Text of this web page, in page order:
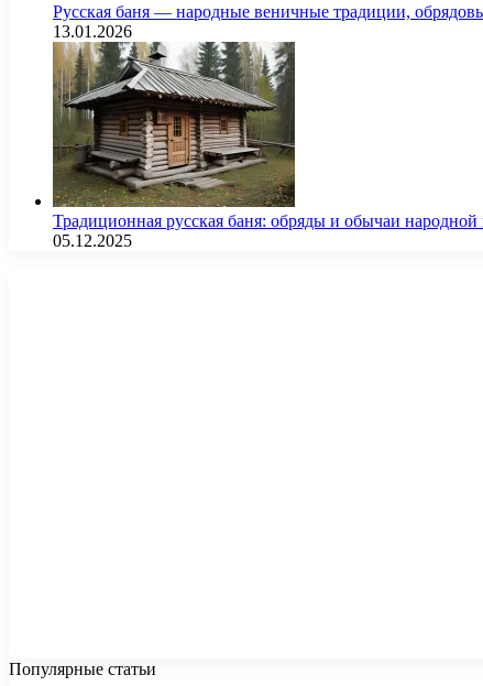
Русская баня — народные веничные традиции,
13.01.2026
Традиционная русская баня: обряды и обычаи
05.12.2025
Популярные статьи